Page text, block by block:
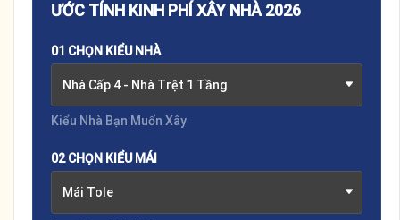
ƯỚC TÍNH KINH PHÍ XÂY NHÀ 2026
01 CHỌN KIỂU NHÀ
Nhà Cấp 4 - Nhà Trệt 1 Tầng
Kiểu Nhà Bạn Muốn Xây
02 CHỌN KIỂU MÁI
Mái Tole